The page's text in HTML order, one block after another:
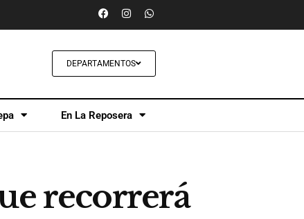
DEPARTAMENTOS
En La Reposera
recorrerá